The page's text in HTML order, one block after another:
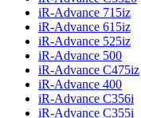
iR-Advance 715iz
iR-Advance 615iz
iR-Advance 525iz
iR-Advance 500
iR-Advance C475iz
iR-Advance 400
iR-Advance C356i
iR-Advance C355i